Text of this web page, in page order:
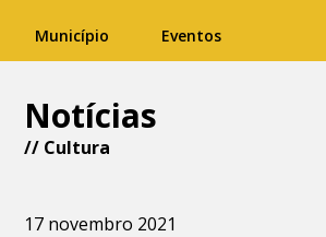
Município Eventos
Notícias
// Cultura
17 novembro 2021